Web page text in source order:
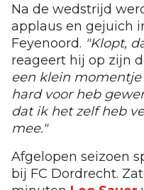
Na de wedstrijd
applaus en gejuich
Feyenoord. "Klopt,
reageert hij op zijn
een klein momentje
hard voor heb
dat ik het zelf heb
mee."
Afgelopen seizoen
bij FC Dordrecht.